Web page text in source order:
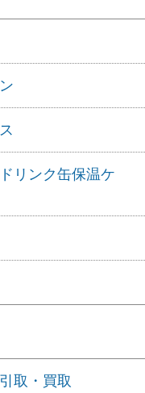
リンク缶保温ケ
取・買取